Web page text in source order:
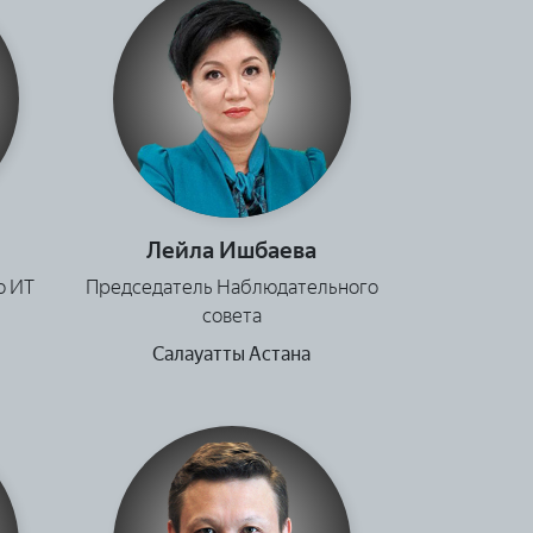
ИТ
Лейла Ишбаева
Председатель Наблюдательного
совета
Салауатты Астана